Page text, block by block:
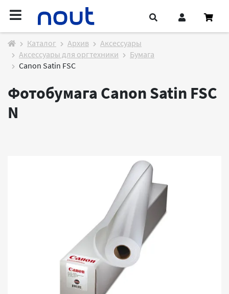
Каталог Архив
Аксессуары
Аксессуары для оргтехники
Бумага
Canon Satin FSC
Фотобумага Canon Satin FSC
N